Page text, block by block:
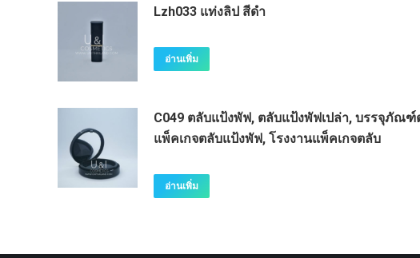
Lzh033 แท่งลิป สีดำ
อ่านเพิ่ม
C049 ตลับแป้งพัฟ, ตลับแป้งพัฟเปล่า, บรรจุภัณ
แพ็คเกจตลับแป้งพัฟ, โรงงานแพ็คเกจตลับ
อ่านเพิ่ม